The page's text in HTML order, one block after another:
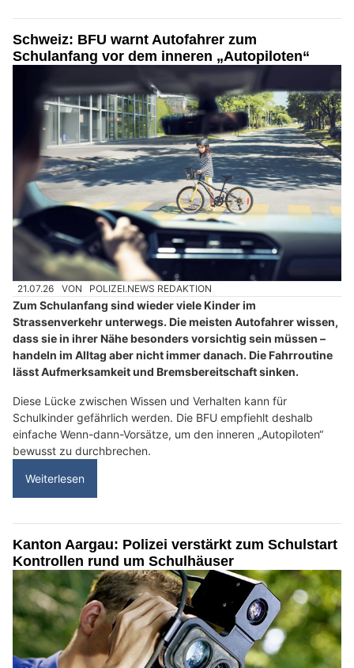
Schweiz: BFU warnt Autofahrer zum
Schulanfang vor dem inneren „Autopiloten“
21.07.26 VON POLIZEI.NEWS REDAKTION
Zum Schulanfang sind wieder viele Kinder im
Strassenverkehr unterwegs. Die meisten Autofahrer wissen,
dass sie in ihrer Nähe besonders vorsichtig sein müssen –
handeln im Alltag aber nicht immer danach. Die Fahrroutine
lässt Aufmerksamkeit und Bremsbereitschaft sinken.
Diese Lücke zwischen Wissen und Verhalten kann für
Schulkinder gefährlich werden. Die BFU empfiehlt deshalb
einfache Wenn-dann-Vorsätze, um den inneren „Autopiloten“
bewusst zu durchbrechen.
Weiterlesen
Kanton Aargau: Polizei verstärkt zum Schulstart
Kontrollen rund um Schulhäuser